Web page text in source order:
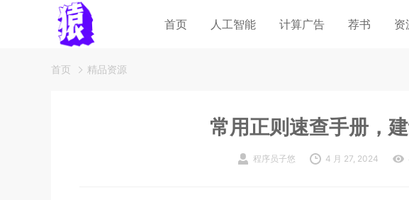
首页 人工智能 计算广告 荐书 资
首页 精品资源
常用正则速查手册，建
程序员子悠 4 月 27, 2024